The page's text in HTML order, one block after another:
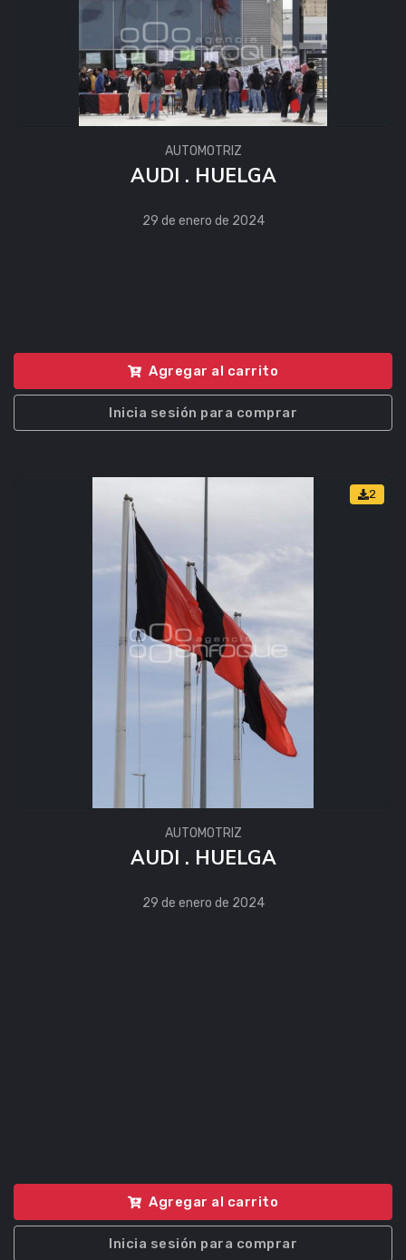
AUTOMOTRIZ
AUDI . HUELGA
29 de enero de 2024
Agregar al carrito
Inicia sesión para comprar
2
AUTOMOTRIZ
AUDI . HUELGA
29 de enero de 2024
Agregar al carrito
Inicia sesión para comprar